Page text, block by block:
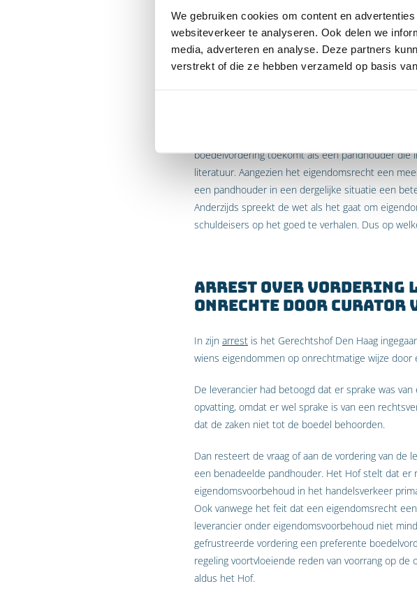
We gebruiken cookies om content en
websiteverkeer te analyseren. Ook delen we
media, adverteren en analyse. Deze partners
verstrekt of die ze hebben verzameld op basis
Aard van
Weliswaar dienen het eigendomsvoorbehoud en
belangrijke mate van aard. Een eigendomsrecht
wettelijke voorrang in het kader van verdeling,
De vraag rijst of een leverancier onder
boedelvordering toekomt als een pandhouder die
literatuur. Aangezien het eigendomsrecht een
een pandhouder in een dergelijke situatie een
Anderzijds spreekt de wet als het gaat om
schuldeisers op het goed te verhalen. Dus op
Arrest over vordering
onrechte door curator
In zijn arrestis het Gerechtshof Den Haag
wiens eigendommen op onrechtmatige wijze door
De leverancier had betoogd dat er sprake was
opvatting, omdat er wel sprake is van een
dat de zaken niet tot de boedel behoorden.
Dan resteert de vraag of aan de vordering van de
een benadeelde pandhouder. Het Hof stelt dat
eigendomsvoorbehoud in het handelsverkeer
Ook vanwege het feit dat een eigendomsrecht
leverancier onder eigendomsvoorbehoud niet
gefrustreerde vordering een preferente
regeling voortvloeiende reden van voorrang op
aldus het Hof.